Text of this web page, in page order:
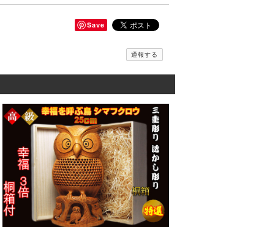
Save
通報する